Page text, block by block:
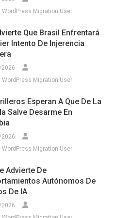
WordPress Migration User
Que Brasil Enfrentará
Intento De Injerencia
WordPress Migration User
Esperan A Que De La
Salve Desarme En
WordPress Migration User
Advierte De
Autónomos De
De IA